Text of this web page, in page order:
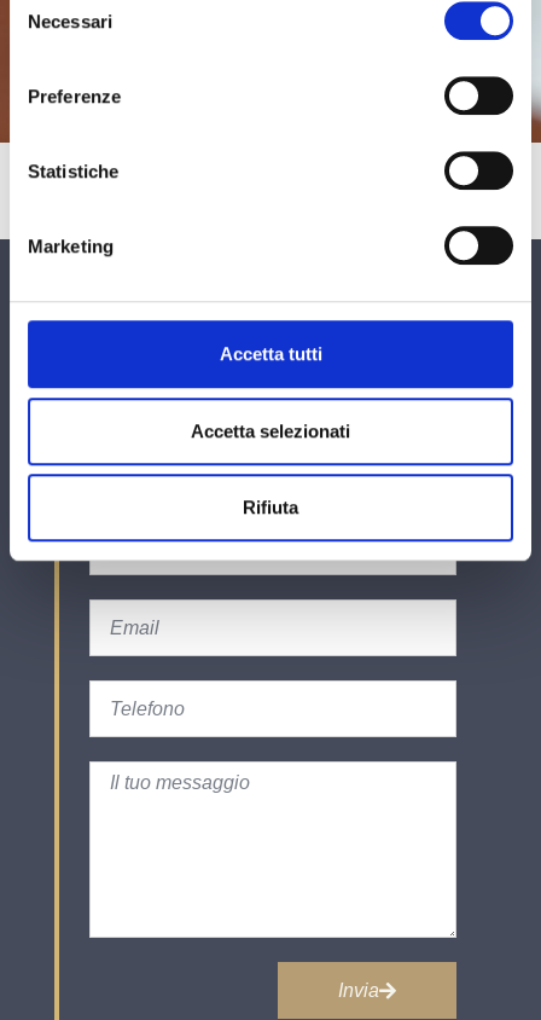
delNecessari
Preferenze
Statistiche
Marketing
Accetta tutti
Accetta selezionati
Rifiuta
emanuele.russo@pecavvocatigorizia.eu
Contattaci
Compila questo modulo.
Ti risponderemo il prima
possibile.
Invia